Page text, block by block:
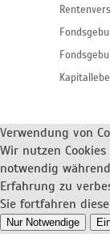
Verwendung von
Wir nutzen
notwendig
Erfahrung zu
Sie fortfahren
Nur Notwendige